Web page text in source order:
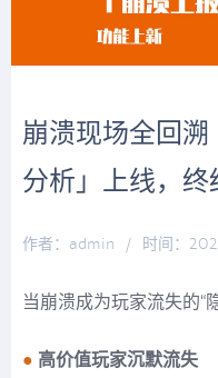
崩溃现场全回溯
分析」上线，终
作者：admin / 时间：
当崩溃成为玩家流失的“
● 高价值玩家沉默流失